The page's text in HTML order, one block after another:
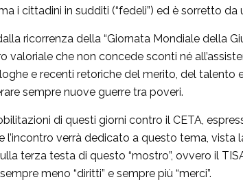
i cittadini in sudditi (“fedeli”) ed è sorretto
ricorrenza della “Giornata Mondiale della
valoriale che non concede sconti né
e recenti retoriche del merito, del
sempre nuove guerre tra poveri.
di questi giorni contro il CETA,
l’incontro verrà dedicato a questo tema,
terza testa di questo “mostro”, ovvero il
meno “diritti” e sempre più “merci”.